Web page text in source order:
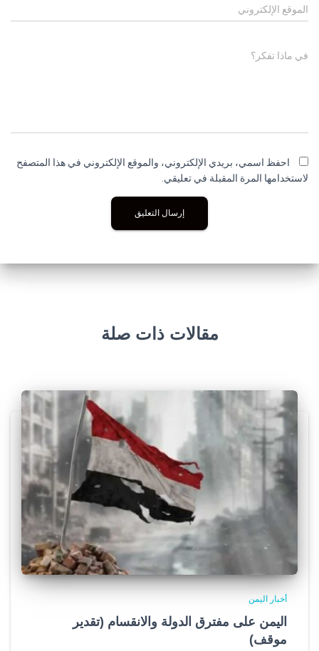
الموقع الإلكتروني
في ماذا تفكر؟
احفظ اسمي، بريدي الإلكتروني، والموقع الإلكتروني في هذا المتصفح
لاستخدامها المرة المقبلة في تعليقي.
مقالات ذات صلة
أخبار اليمن
اليمن على مفترق الدولة والانقسام (تقدير
موقف)